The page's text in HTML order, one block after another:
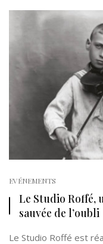
EVÉNEMENTS
Le Studio Roffé,
sauvée de l’oubli
Le Studio Roffé est